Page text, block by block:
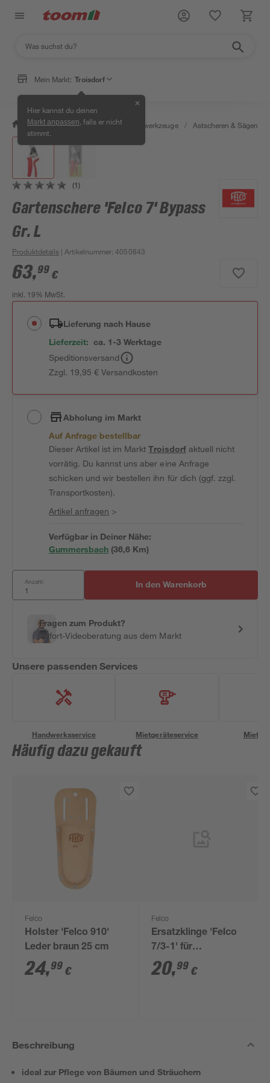
Mein Markt: Troisdorf
Hier kannst du deinen
Markt anpassen , falls er nicht
stimmt.
✕
/ Garten & Freizeit / Gartenhandwerkzeuge / Astscheren & Sägen
(1)
Gartenschere 'Felco 7' Bypass
Gr. L
Produktdetails | Artikelnummer:4050843
63,99 €
inkl. 19% MwSt.
Lieferung nach Hause
Lieferzeit: ca. 1-3 Werktage
Speditionsversand
Zzgl. 19,95 € Versandkosten
Abholung im Markt
Auf Anfrage bestellbar
Dieser Artikel ist im MarktTroisdorfaktuell nicht
vorrätig. Du kannst uns aber eine Anfrage
schicken und wir bestellen ihn für dich (ggf. zzgl.
Transportkosten).
Artikel anfragen >
Verfügbar in Deiner Nähe:
Gummersbach (36,6 Km)
Anzahl: In den Warenkorb
Fragen zum Produkt?
Sofort-Videoberatung aus dem Markt
Unsere passenden Services
Handwerksservice Mietgeräteservice
Häufig dazu gekauft
Felco
Holster 'Felco 910'
Leder braun 25 cm
24,99 €
Felco
Ersatzklinge 'Felco
7/3-1' für
Gartenschere
20,99 €
Beschreibung
ideal zur Pflege von Bäumen und Sträuchern